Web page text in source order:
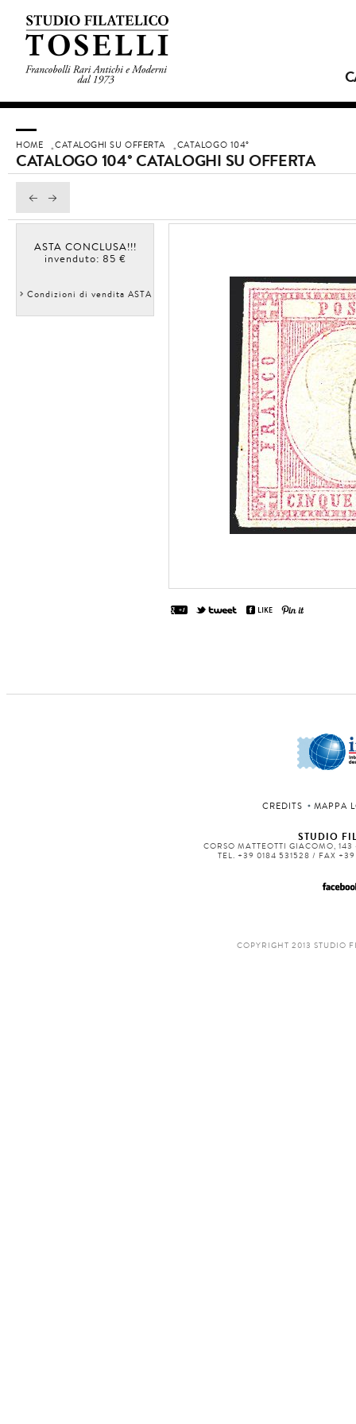
HOME CATALOGHI SU OFFERTA CATALOGO 104°
CATALOGO 104° CATALOGHI SU OFFERTA
ASTA CONCLUSA!!!
invenduto: 85 €
Condizioni di vendita ASTA
CREDITS MAPPA
STUDIO
CORSO MATTEOTTI GIACOMO,
TEL. +39 0184 531528 / FAX
COPYRIGHT 2013 STUDIO